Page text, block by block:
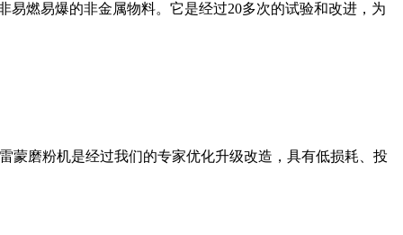
燃易爆的非金属物料。它是经过20多次的试验和改进，为
蒙磨粉机是经过我们的专家优化升级改造，具有低损耗、投